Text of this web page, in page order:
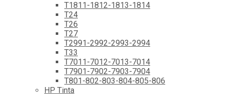
T1811-1812-1813-1814
T24
T26
T27
T2991-2992-2993-2994
T33
T7011-7012-7013-7014
T7901-7902-7903-7904
T801-802-803-804-805-806
HP Tinta